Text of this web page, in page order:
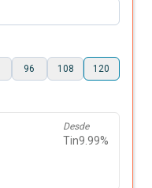
96 108 120
Desde
Tin9.99%